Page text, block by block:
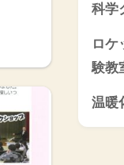
科学
ロ
験教
温暖